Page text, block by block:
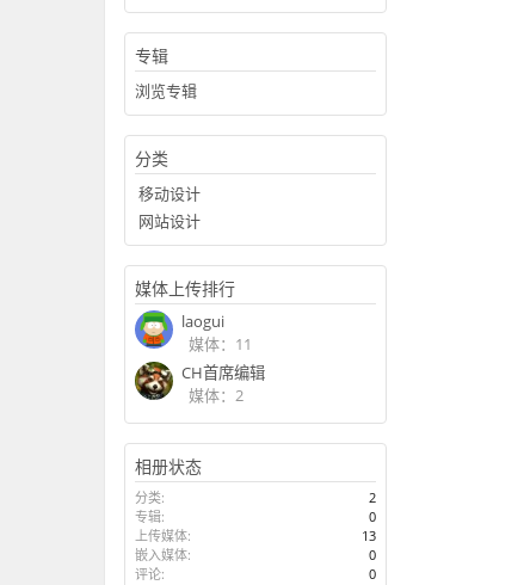
专辑
浏览专辑
分类
移动设计
网站设计
媒体上传排行
laogui
媒体：11
CH首席编辑
媒体：2
相册状态
分类:
2
专辑:
0
上传媒体:
13
嵌入媒体:
0
评论:
0